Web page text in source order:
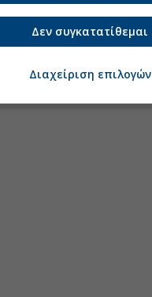
Δεν συγκατατίθεμαι
Διαχείριση επιλογών